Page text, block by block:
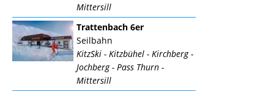
Mittersill
Trattenbach 6er
Seilbahn
KitzSki - Kitzbühel - Kirchberg -
Jochberg - Pass Thurn -
Mittersill